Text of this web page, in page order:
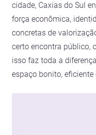
cidade, Caxias do Sul
força econômica,
concretas de
certo encontra público,
isso faz toda a
espaço bonito, eficiente